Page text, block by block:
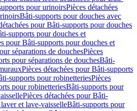
pour urinoirsPièces détachées
Bâti-supports pour douches avec
pour Bâti-supports pour douches
supports pour douches et
pour Bâti-supports pour douches et
séparations de douchesPièces
pour séparations de douchesBâti-
Pièces détachées pour Bâti-supports
supports pour robinetteriesPièces
pour robinetteriesBâti-supports pour
Pièces détachées pour Bâti-
et lave-vaisselleBâti-supports pour